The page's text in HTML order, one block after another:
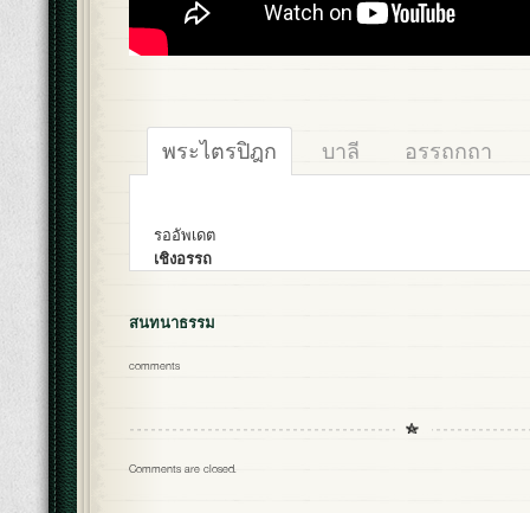
พระไตรปิฎก บาลี อรรถกถา
รออัพเดต
เชิงอรรถ
สนทนาธรรม
comments
Comments are closed.